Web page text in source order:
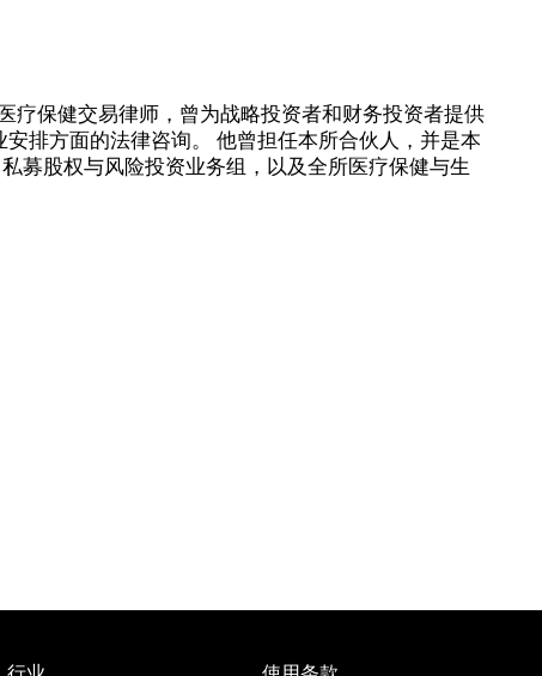
疗保健交易律师，曾为战略投资者和财务投资者提供
排方面的法律咨询。 他曾担任本所合伙人，并是本
募股权与风险投资业务组，以及全所医疗保健与生